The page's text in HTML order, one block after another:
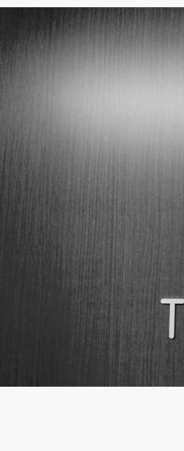
HOME
INTERVIEW
仲間を知る